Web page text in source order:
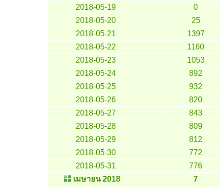
2018-05-19
0
2018-05-20
25
2018-05-21
1397
2018-05-22
1160
2018-05-23
1053
2018-05-24
892
2018-05-25
932
2018-05-26
820
2018-05-27
843
2018-05-28
809
2018-05-29
812
2018-05-30
772
2018-05-31
776
เมษายน 2018
7